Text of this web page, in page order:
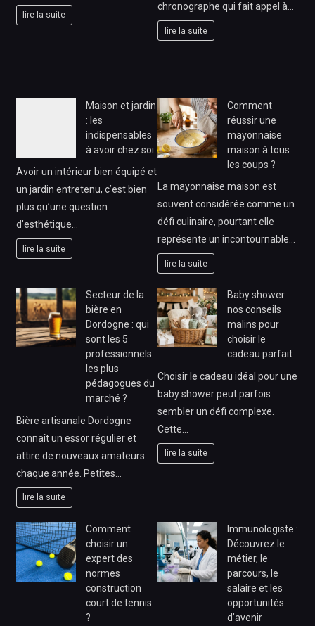
lire la suite
chronographe qui fait appel à…
lire la suite
Maison et jardin
: les
indispensables
à avoir chez soi
Avoir un intérieur bien équipé et
un jardin entretenu, c’est bien
plus qu’une question
d’esthétique…
lire la suite
Comment
réussir une
mayonnaise
maison à tous
les coups ?
La mayonnaise maison est
souvent considérée comme un
défi culinaire, pourtant elle
représente un incontournable…
lire la suite
Secteur de la
bière en
Dordogne : qui
sont les 5
professionnels
les plus
pédagogues du
marché ?
Bière artisanale Dordogne
connaît un essor régulier et
attire de nouveaux amateurs
chaque année. Petites…
lire la suite
Baby shower :
nos conseils
malins pour
choisir le
cadeau parfait
Choisir le cadeau idéal pour une
baby shower peut parfois
sembler un défi complexe.
Cette…
lire la suite
Comment
choisir un
expert des
normes
construction
court de tennis
?
Immunologiste :
Découvrez le
métier, le
parcours, le
salaire et les
opportunités
d’avenir